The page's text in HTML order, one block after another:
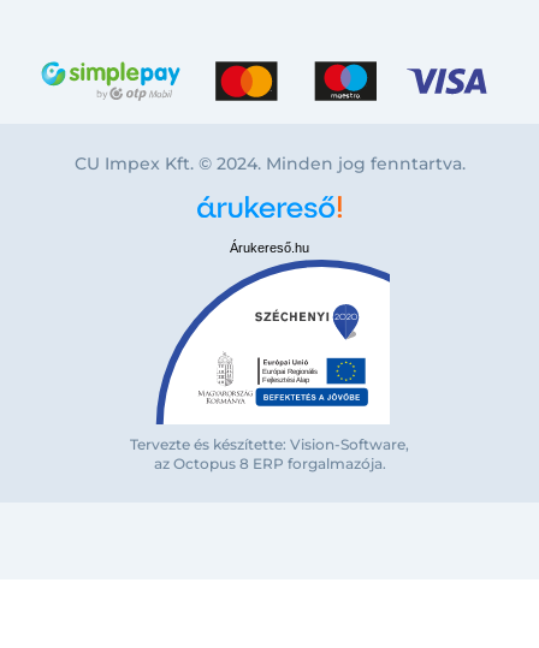
Bejelentkezés e-mail-címmel
CU Impex Kft. © 2024. Minden jog fenntartva.
Árukereső.hu
Tervezte és készítette: Vision-Software,
az Octopus 8 ERP forgalmazója.